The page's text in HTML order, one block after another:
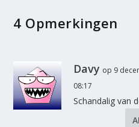
4 Opmerkingen
Davy op 9
08:17
Schandalig van